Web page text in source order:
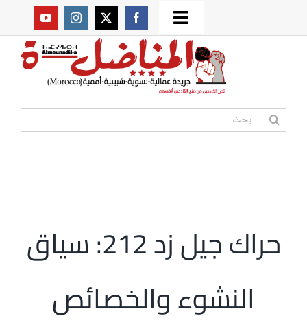
to
Toggle
Navigation
من نحن؟
مقالات
البحث
حراك جيل زد 212: سياق
النشوء والخصائص